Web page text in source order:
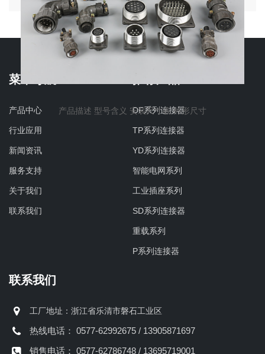
产品描述 型号含义 安装尺寸表 外形尺寸
菜单导航
产品中心
行业应用
新闻资讯
服务支持
关于我们
联系我们
DF系列连接器
TP系列连接器
YD系列连接器
智能电网系列
工业插座系列
SD系列连接器
重载系列
P系列连接器
联系我们
工厂地址：浙江省乐清市磐石工业区
热线电话： 0577-62992675 / 13905871697
销售电话： 0577-62786748 / 13695719001